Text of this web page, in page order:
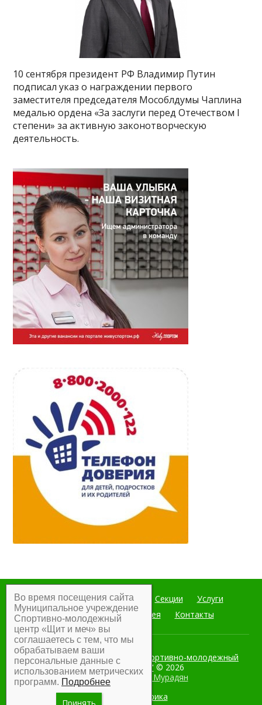
10 сентября президент РФ Владимир Путин
подписал указ о награждении первого
заместителя председателя Мособлдумы Чаплина
медалью ордена «За заслуги перед Отечеством I
степени» за активную законотворческую
деятельность.
Главная Мероприятия Секции
Услуги
Документы
Фотогалерея Контакты
Муниципальное учреждение Спортивно-молодежный
центр "Щит и меч" © 2026
Разработка:Армен Мурадян
Во время посещения сайта
Муниципальное учреждение
Спортивно-молодежный
центр «Щит и меч» вы
соглашаетесь с тем, что мы
обрабатываем ваши
персональные данные с
использованием метрических
программ. Подробнее